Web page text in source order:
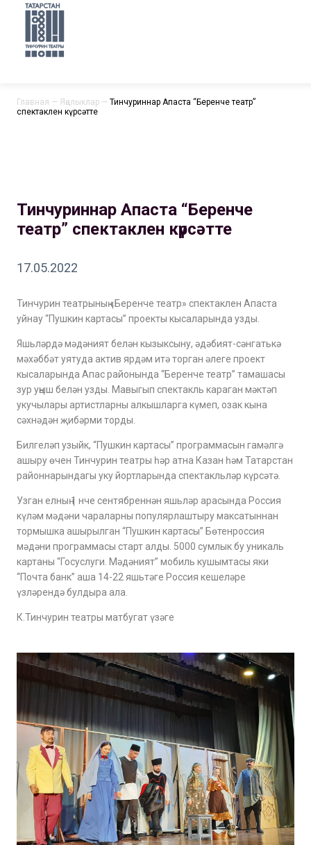
Главная — Яңалыклар — Тинчуриннар Апаста “Беренче театр”
спектаклен күрсәтте
Тинчуриннар Апаста “Беренче
театр” спектаклен күрсәтте
17.05.2022
Тинчурин театрының «Беренче театр» спектаклен Апаста
уйнау “Пушкин картасы” проекты кысаларында узды.
Яшьләрдә мәдәният белән кызыксыну, әдәбият-сәнгатькә
мәхәббәт уятуда актив ярдәм итә торган әлеге проект
кысаларында Апас районында “Беренче театр” тамашасы
зур уңыш белән узды. Мавыгып спектакль караган мәктәп
укучылары артистларны алкышларга күмеп, озак кына
сәхнәдән җибәрми торды.
Билгеләп узыйк, “Пушкин картасы” программасын гамәлгә
ашыру өчен Тинчурин театры һәр атна Казан һәм Татарстан
районнарындагы уку йортларында спектакльләр күрсәтә.
Узган елның 1 нче сентябреннән яшьләр арасында Россия
күләм мәдәни чараларны популярлаштыру максатыннан
тормышка ашырылган “Пушкин картасы” Бөтенроссия
мәдәни программасы старт алды. 5000 сумлык бу уникаль
картаны “Госуслуги. Мәдәният” мобиль кушымтасы яки
“Почта банк” аша 14-22 яшьтәге Россия кешеләре
үзләрендә булдыра ала.
К.Тинчурин театры матбугат үзәге